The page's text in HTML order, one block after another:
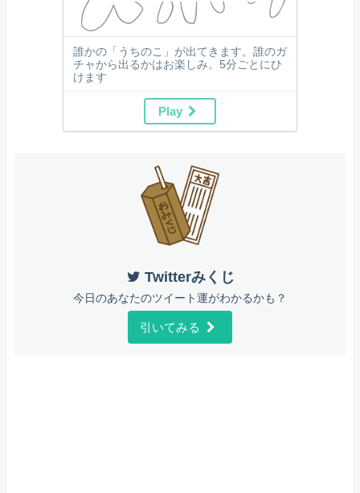
誰かの「うちのこ」が出てきます。誰のガ
チャから出るかはお楽しみ。5分ごとにひ
けます
Play
Twitterみくじ
今日のあなたのツイート運がわかるかも？
引いてみる